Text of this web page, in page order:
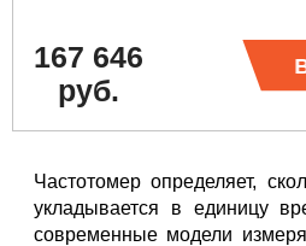
167 646
руб.
Частотомер определяет,
укладывается в единицу
современные модели